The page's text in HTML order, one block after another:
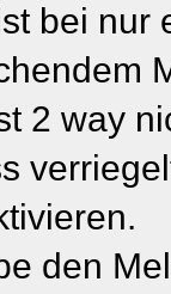
bei nur
2 way
den